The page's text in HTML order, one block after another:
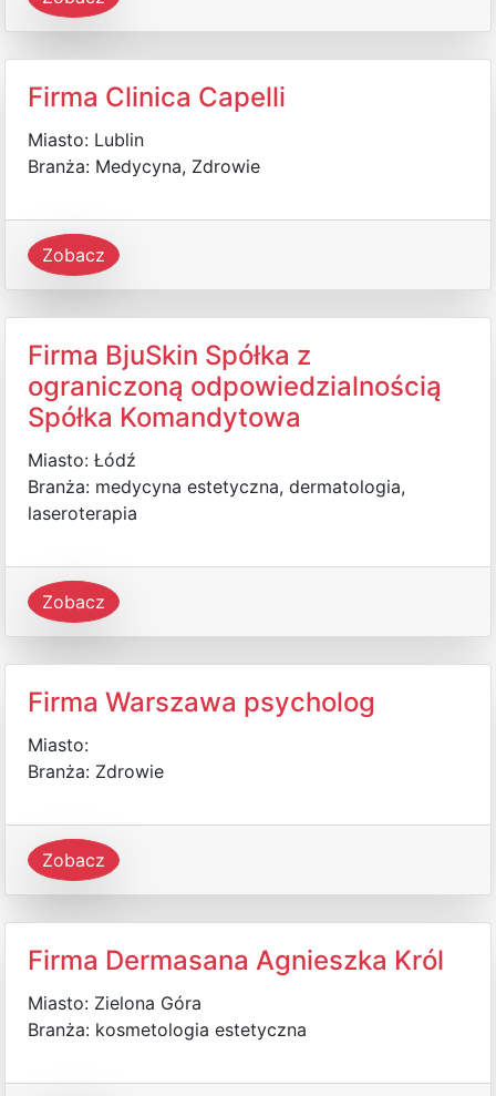
Firma Clinica Capelli
Miasto: Lublin
Branża: Medycyna, Zdrowie
Zobacz
Firma BjuSkin Spółka z
ograniczoną odpowiedzialnością
Spółka Komandytowa
Miasto: Łódź
Branża: medycyna estetyczna, dermatologia,
laseroterapia
Zobacz
Firma Warszawa psycholog
Miasto:
Branża: Zdrowie
Zobacz
Firma Dermasana Agnieszka Król
Miasto: Zielona Góra
Branża: kosmetologia estetyczna